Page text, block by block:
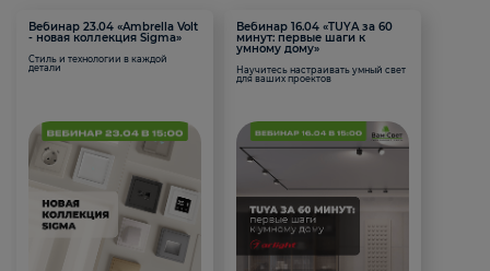
Вебинар 23.04 «Ambrella Volt
- новая коллекция Sigma»
Стиль и технологии в каждой
детали
Вебинар 16.04 «TUYA за 60
минут: первые шаги к
умному дому»
Научитесь настраивать умный свет
для ваших проектов